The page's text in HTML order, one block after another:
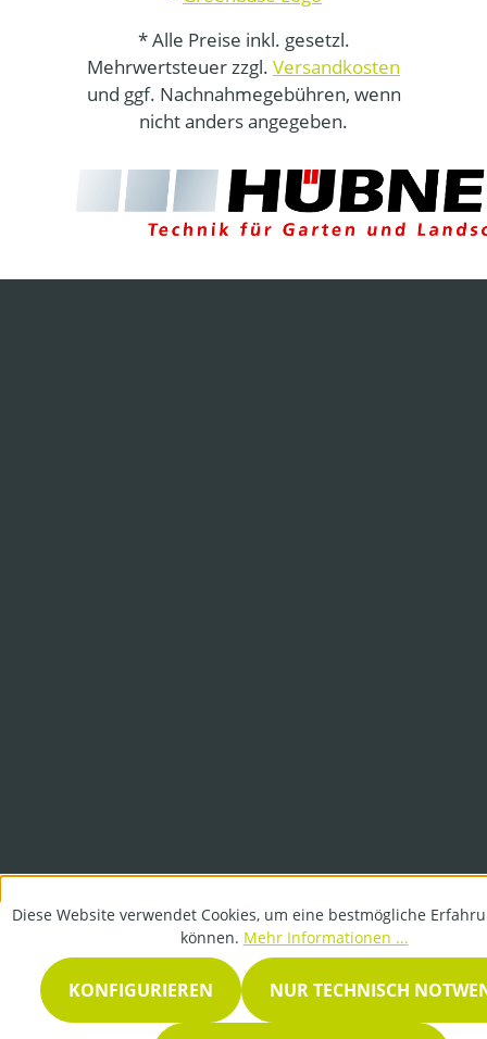
* Alle Preise inkl. gesetzl.
Mehrwertsteuer zzgl. Versandkosten
und ggf. Nachnahmegebühren, wenn
nicht anders angegeben.
Diese Website verwendet Cookies, um eine bestmögliche
können. Mehr Informationen ...
NUR TECHNISCH
KONFIGURIEREN